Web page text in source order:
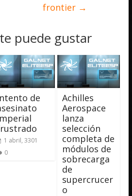
frontier →
puede gustar
de
1 abril, 3301
0
Achilles
Aerospace
lanza
selección
completa de
módulos de
sobrecarga
de
supercrucer
o